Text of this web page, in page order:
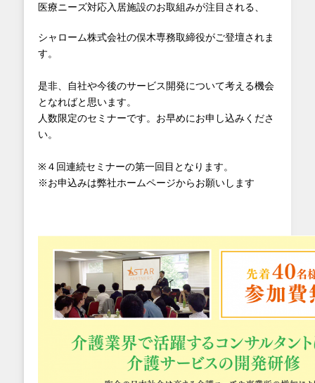
医療ニーズ対応入居施設のお取組みが注目される、
シャローム株式会社の俣木専務取締役がご登壇されま
す。
是非、自社や今後のサービス開発について考える機会
となればと思います。
人数限定のセミナーです。お早めにお申し込みくださ
い。
※４回連続セミナーの第一回目となります。
※お申込みは弊社ホームページからお願いします